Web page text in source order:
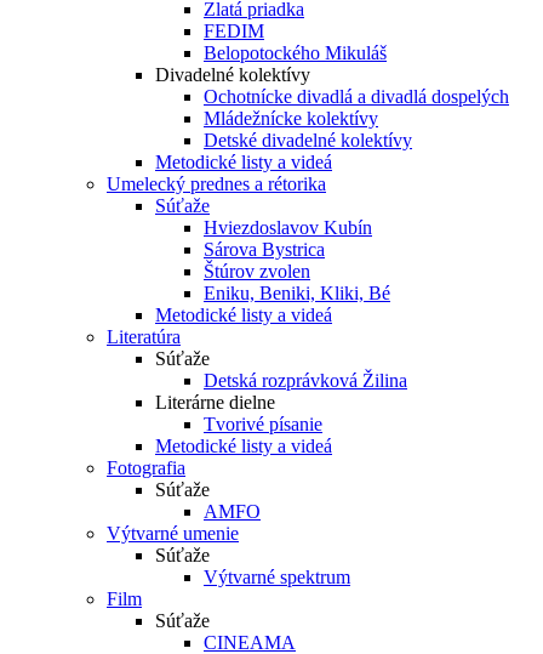
Zlatá priadka
FEDIM
Belopotockého Mikuláš
Divadelné kolektívy
Ochotnícke divadlá a divadlá dospelých
Mládežnícke kolektívy
Detské divadelné kolektívy
Metodické listy a videá
Umelecký prednes a rétorika
Súťaže
Hviezdoslavov Kubín
Sárova Bystrica
Štúrov zvolen
Eniku, Beniki, Kliki, Bé
Metodické listy a videá
Literatúra
Súťaže
Detská rozprávková Žilina
Literárne dielne
Tvorivé písanie
Metodické listy a videá
Fotografia
Súťaže
AMFO
Výtvarné umenie
Súťaže
Výtvarné spektrum
Film
Súťaže
CINEAMA